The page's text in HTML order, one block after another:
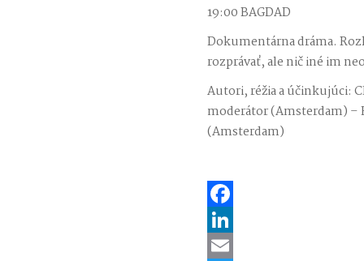
19:00 BAGDAD
Dokumentárna dráma.
rozprávať, ale nič iné im
Autori, réžia a účinkujúci:
moderátor (Amsterdam) –
(Amsterdam)
Facebook
LinkedIn